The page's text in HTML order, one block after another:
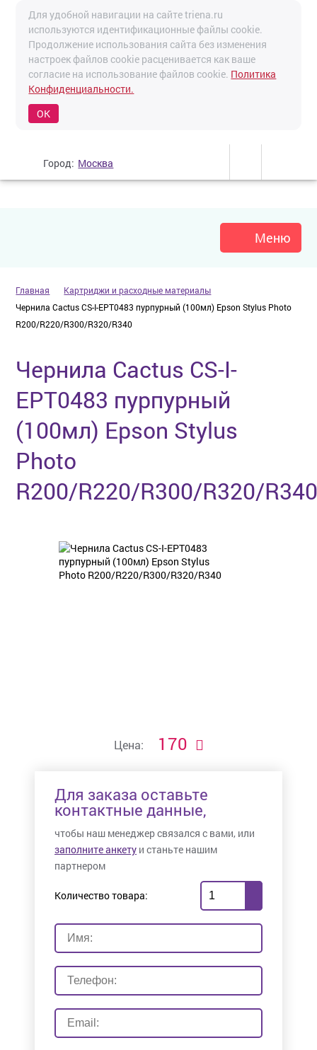
Для удобной навигации на сайте triena.ru
используются идентификационные файлы cookie.
Продолжение использования сайта без изменения
настроек файлов cookie расценивается как ваше
согласие на использование файлов cookie. Политика
Конфиденциальности.
OK
Город: Москва
Меню
Главная
Картриджи и расходные материалы
Чернила Cactus CS-I-EPT0483 пурпурный (100мл) Epson Stylus Photo
R200/R220/R300/R320/R340
Чернила Cactus CS-I-
EPT0483 пурпурный
(100мл) Epson Stylus
Photo
R200/R220/R300/R320/
Цена: 170
Для заказа оставьте
контактные данные,
чтобы наш менеджер связался с вами, или
заполните анкету и станьте нашим
партнером
Количество товара: